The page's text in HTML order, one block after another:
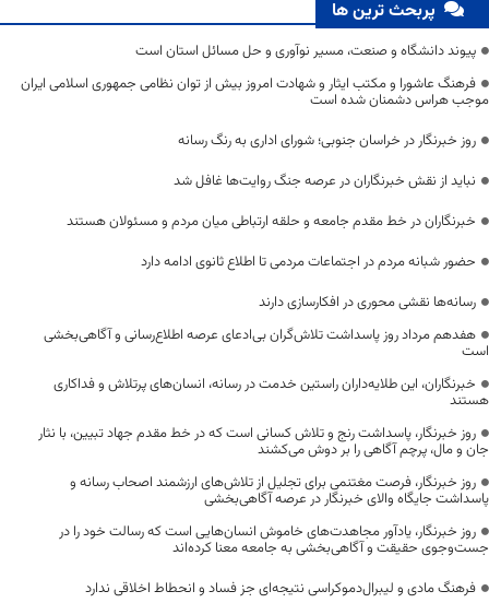
پربحث ترین ها
پیوند دانشگاه و صنعت، مسیر نوآوری و حل مسائل استان است
فرهنگ عاشورا و مکتب ایثار و شهادت امروز بیش از توان نظامی جمهوری اسلامی ایران
موجب هراس دشمنان شده است
روز خبرنگار در خراسان جنوبی؛ شورای اداری به رنگ رسانه
نباید از نقش خبرنگاران در عرصه جنگ روایت‌ها غافل شد
خبرنگاران در خط مقدم جامعه و حلقه ارتباطی میان مردم و مسئولان هستند
حضور شبانه مردم در اجتماعات مردمی تا اطلاع ثانوی ادامه دارد
رسانه‌ها نقشی محوری در افکارسازی دارند
هفدهم مرداد روز پاسداشت تلاش‌گران بی‌ادعای عرصه اطلاع‌رسانی و آگاهی‌بخشی
است
خبرنگاران، این طلایه‌داران راستین خدمت در رسانه، انسان‌های پرتلاش و فداکاری
هستند
روز خبرنگار، پاسداشت رنج و تلاش کسانی است که در خط مقدم جهاد تبیین، با نثار
جان و مال، پرچم آگاهی را بر دوش می‌کشند
روز خبرنگار، فرصت مغتنمی برای تجلیل از تلاش‌های ارزشمند اصحاب رسانه و
پاسداشت جایگاه والای خبرنگار در عرصه آگاهی‌بخشی
روز خبرنگار، یادآور مجاهدت‌های خاموش انسان‌هایی است که رسالت خود را در
جست‌وجوی حقیقت و آگاهی‌بخشی به جامعه معنا کرده‌اند
فرهنگ مادی و لیبرال‌دموکراسی نتیجه‌ای جز فساد و انحطاط اخلاقی ندارد